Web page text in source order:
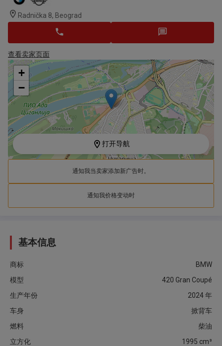
Radnička 8, Beograd
查看卖家页面
+
−
打开导航
通知我当卖家添加新广告时。
通知我价格变动时
基本信息
商标
BMW
模型
420 Gran Coupé
生产年份
2024年
车身
掀背车
燃料
柴油
立方化
1995 cm³